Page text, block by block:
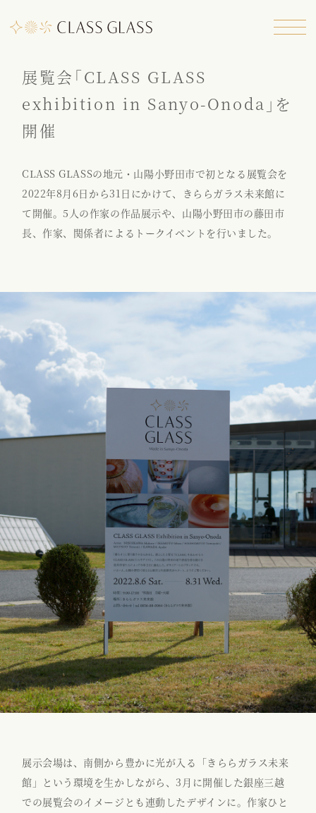
展覧会「CLASS GLASS
exhibition in Sanyo-Onoda」を
開催
CLASS GLASSの地元・山陽小野田市で初となる展覧会を
2022年8月6日から31日にかけて、きららガラス未来館に
て開催。5人の作家の作品展示や、山陽小野田市の藤田市
長、作家、関係者によるトークイベントを行いました。
展示会場は、南側から豊かに光が入る「きららガラス未来
館」という環境を生かしながら、3月に開催した銀座三越
での展覧会のイメージとも連動したデザインに。作家ひと